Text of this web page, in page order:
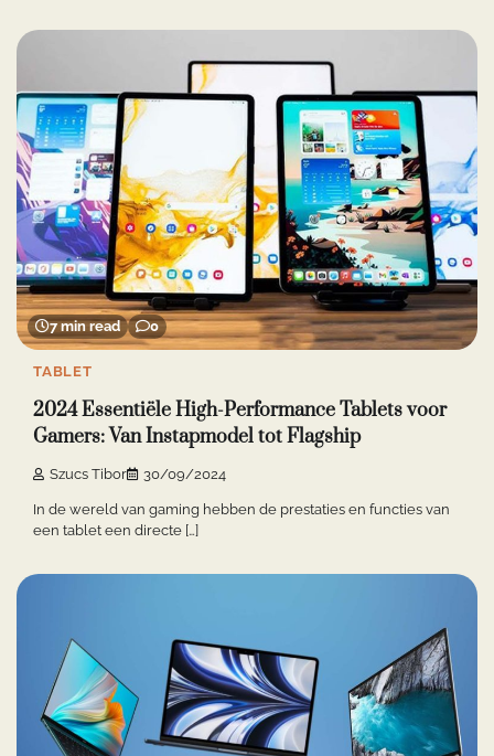
7 min read 0
TABLET
2024 Essentiële High-Performance Tablets voor
Gamers: Van Instapmodel tot Flagship
Szucs Tibor 30/09/2024
In de wereld van gaming hebben de prestaties en functies van
een tablet een directe […]